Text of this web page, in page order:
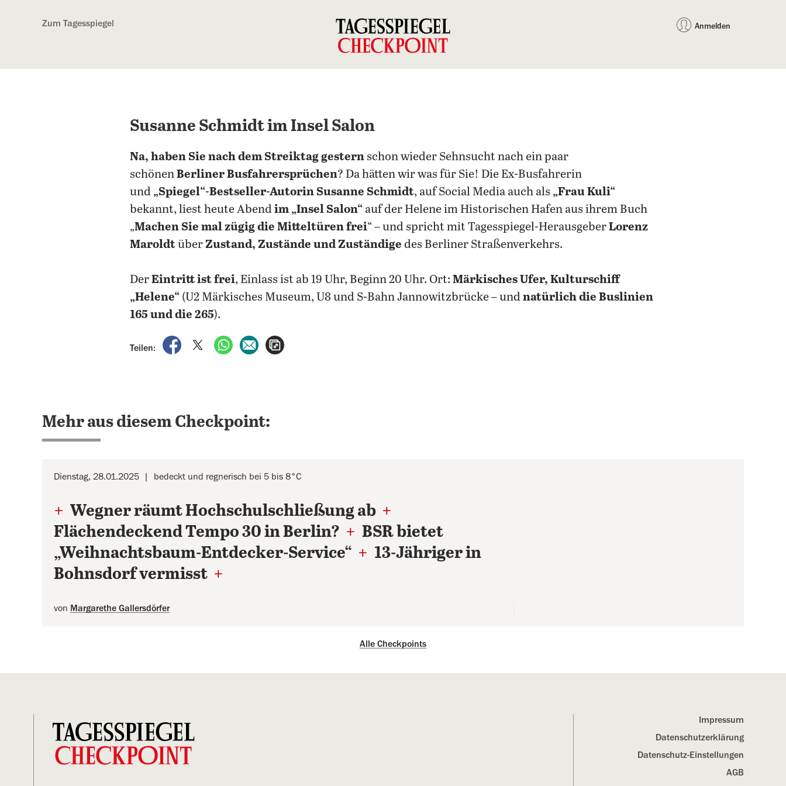
Zum Tagesspiegel Anmelden
Susanne Schmidt im Insel Salon
Na, haben Sie nach dem Streiktag gestern schon wieder Sehnsucht nachein paar
schönenBerliner Busfahrersprüchen? Da hätten wir was für Sie! Die Ex-Busfahrerin
und „Spiegel“-Bestseller-Autorin Susanne Schmidt, auf Social Media auch als „Frau Kuli“
bekannt, liest heute Abendim „Insel Salon“ auf der Helene im Historischen Hafen aus ihrem Buch
„Machen Sie mal zügig die Mitteltüren frei“ – und spricht mit Tagesspiegel-HerausgeberLorenz
MaroldtüberZustand, Zustände und Zuständige des Berliner Straßenverkehrs.
DerEintritt ist frei, Einlass ist ab 19 Uhr, Beginn 20 Uhr. Ort:Märkisches Ufer, Kulturschiff
„Helene“ (U2 Märkisches Museum, U8 und S-Bahn Jannowitzbrücke – undnatürlich die Buslinien
165 und die 265).
Teilen:
auf Facebook teilen
auf X teilenper WhatsApp teilen
per E-Mail teilen
Mehr aus diesem Checkpoint:
Dienstag, 28.01.2025 bedeckt und regnerisch bei 5 bis 8°C
+ Wegner räumt Hochschulschließung ab +
Flächendeckend Tempo 30 in Berlin? + BSR bietet
„Weihnachtsbaum-Entdecker-Service“ + 13-Jähriger in
Bohnsdorf vermisst +
von Margarethe Gallersdörfer
Alle Checkpoints
Impressum
Datenschutz­erklärung
Datenschutz-Einstellungen
AGB